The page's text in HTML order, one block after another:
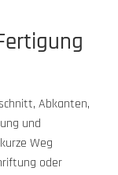
Abkanten,
und
Weg
oder